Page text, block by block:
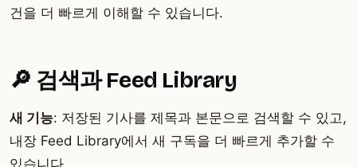
건을 더 빠르게 이해할 수 있습니다.
🔎 검색과 Feed Library
새 기능: 저장된 기사를 제목과 본문으로 검색할 수 있고,
내장 Feed Library에서 새 구독을 더 빠르게 추가할 수